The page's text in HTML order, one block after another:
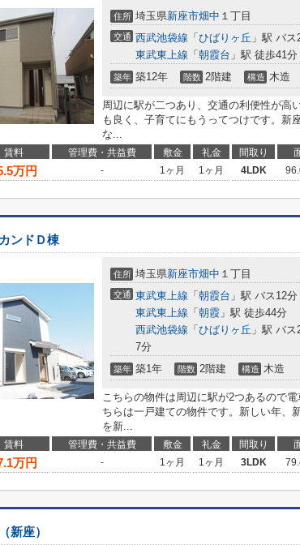
住所 埼玉県新座市畑中 １丁目
交通 西武池袋線 「 ひばりヶ丘 」駅 バ
東武東上線 「 朝霞台 」駅 徒歩41分
築年 築12年 階数 2階建 構造 木造
周辺に駅が二つあり、交通の利便性が高
も良く、子育てにもうってつけです。新
な...
賃料 管理費・共益費 敷金 礼金 間取り
万円 - 1ヶ月 1ヶ月 4LDK
ンドＤ棟
住所 埼玉県新座市畑中 １丁目
交通 東武東上線 「 朝霞台 」駅 バス12
東武東上線 「 朝霞 」駅 徒歩44分
西武池袋線 「 ひばりヶ丘 」駅 バ
7分
築年 築1年 階数 2階建 構造 木造
こちらの物件は周辺に駅が2つあるので
ちらは一戸建ての物件です。新しい年、
を新...
賃料 管理費・共益費 敷金 礼金 間取り
万円 - 1ヶ月 1ヶ月 3LDK
新座）